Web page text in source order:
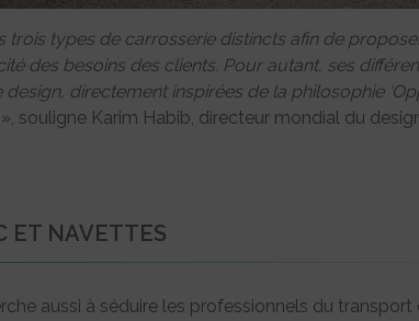
trois types de carrosserie distincts afin de
des besoins des clients. Pour autant, ses
directement inspirées de la philosophie
», souligne Karim Habib, directeur mondial du
ET NAVETTES
aussi à séduire les professionnels du